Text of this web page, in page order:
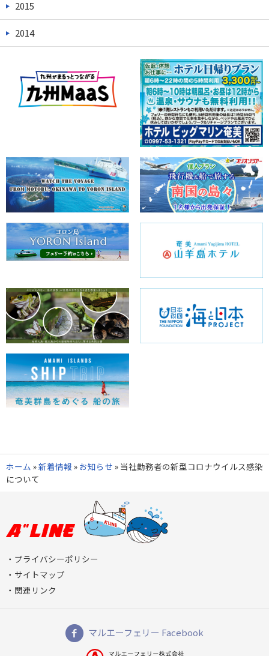
2015
2014
ホーム »新着情報 » お知らせ » 当社勤務者の新型コロナウイルス感染
について
プライバシーポリシー
サイトマップ
関連リンク
マルエーフェリー Facebook